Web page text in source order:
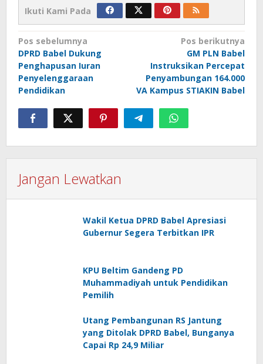
Ikuti Kami Pada
Navigasi
pos
Pos sebelumnya
DPRD Babel Dukung
Penghapusan Iuran
Penyelenggaraan
Pendidikan
Pos berikutnya
GM PLN Babel
Instruksikan Percepat
Penyambungan 164.000
VA Kampus STIAKIN Babel
Jangan Lewatkan
Wakil Ketua DPRD Babel Apresiasi
Gubernur Segera Terbitkan IPR
KPU Beltim Gandeng PD
Muhammadiyah untuk Pendidikan
Pemilih
Utang Pembangunan RS Jantung
yang Ditolak DPRD Babel, Bunganya
Capai Rp 24,9 Miliar